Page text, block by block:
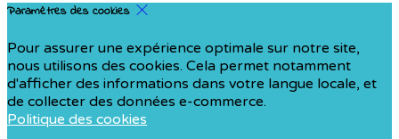
Paramètres des cookies
Pour assurer une expérience optimale sur notre site,
nous utilisons des cookies. Cela permet notamment
d'afficher des informations dans votre langue locale, et
de collecter des données e-commerce.
Politique des cookies